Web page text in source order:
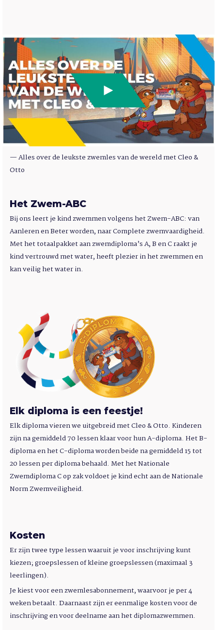
— Alles over de leukste zwemles van de wereld met Cleo &
Otto
Het Zwem-ABC
Bij ons leert je kind zwemmen volgens het Zwem-ABC: van
Aanleren en Beter worden, naar Complete zwemvaardigheid.
Met het totaalpakket aan zwemdiploma’s A, B en C raakt je
kind vertrouwd met water, heeft plezier in het zwemmen en
kan veilig het water in.
Elk diploma is een feestje!
Elk diploma vieren we uitgebreid met Cleo & Otto. Kinderen
zijn na gemiddeld 70 lessen klaar voor hun A-diploma. Het B-
diploma en het C-diploma worden beide na gemiddeld 15 tot
20 lessen per diploma behaald. Met het Nationale
Zwemdiploma C op zak voldoet je kind echt aan de Nationale
Norm Zwemveiligheid.
Kosten
Er zijn twee type lessen waaruit je voor inschrijving kunt
kiezen; groepslessen of kleine groepslessen (maximaal 3
leerlingen).
Je kiest voor een zwemlesabonnement, waarvoor je per 4
weken betaalt. Daarnaast zijn er eenmalige kosten voor de
inschrijving en voor deelname aan het diplomazwemmen.